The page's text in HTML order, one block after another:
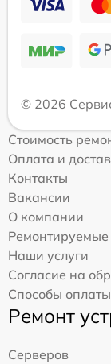
© 2026
Стоимость
Оплата и
Контакты
Вакансии
О компании
Наши услуги
Согласие на
Способы оплаты
Ремонт
Серверов